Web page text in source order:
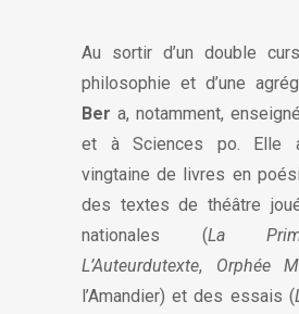
Au sortir d’un double
philosophie et d’une
Ber a, notamment,
et à Sciences po. Elle
vingtaine de livres en
des textes de théâtre
nationales (La
L’Auteurdutexte, Orphée
l’Amandier) et des essais (